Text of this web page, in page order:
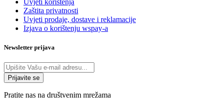
Zaštita privatnosti
Uvjeti prodaje, dostave i reklamacije
Izjava o korištenju wspay-a
Newsletter prijava
Pratite nas na društvenim mrežama